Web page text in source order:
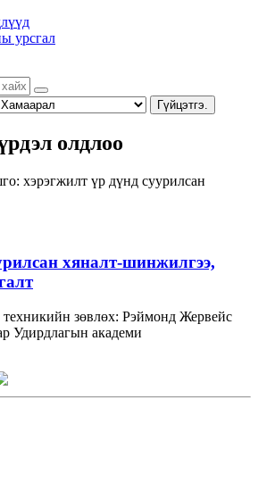
урсгал
Гүйцэтгэ.
олдлоо
хэрэгжилт үр дүнд суурилсан
хяналт-шинжилгээ,
зөвлөх: Рэймонд Жервейс
Удирдлагын академи